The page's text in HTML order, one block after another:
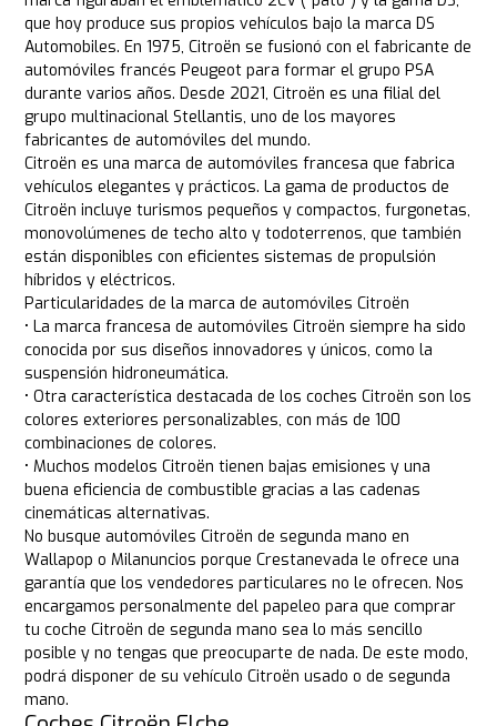
que hoy produce sus propios vehículos bajo la marca DS
Automobiles. En 1975, Citroën se fusionó con el fabricante de
automóviles francés Peugeot para formar el grupo PSA
durante varios años. Desde 2021, Citroën es una filial del
grupo multinacional Stellantis, uno de los mayores
fabricantes de automóviles del mundo.
Citroën es una marca de automóviles francesa que fabrica
vehículos elegantes y prácticos. La gama de productos de
Citroën incluye turismos pequeños y compactos, furgonetas,
monovolúmenes de techo alto y todoterrenos, que también
están disponibles con eficientes sistemas de propulsión
híbridos y eléctricos.
Particularidades de la marca de automóviles Citroën
• La marca francesa de automóviles Citroën siempre ha sido
conocida por sus diseños innovadores y únicos, como la
suspensión hidroneumática.
• Otra característica destacada de los coches Citroën son los
colores exteriores personalizables, con más de 100
combinaciones de colores.
• Muchos modelos Citroën tienen bajas emisiones y una
buena eficiencia de combustible gracias a las cadenas
cinemáticas alternativas.
No busque automóviles Citroën de segunda mano en
Wallapop o Milanuncios porque Crestanevada le ofrece una
garantía que los vendedores particulares no le ofrecen. Nos
encargamos personalmente del papeleo para que comprar
tu coche Citroën de segunda mano sea lo más sencillo
posible y no tengas que preocuparte de nada. De este modo,
podrá disponer de su vehículo Citroën usado o de segunda
mano.